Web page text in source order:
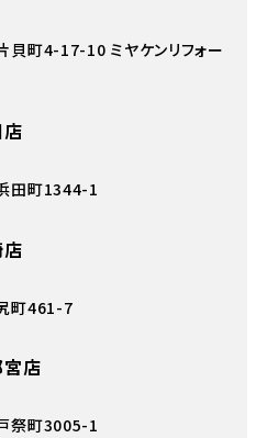
貝町4-17-10 ミヤケンリフォー
田町1344-1
町461-7
宮店
祭町3005-1